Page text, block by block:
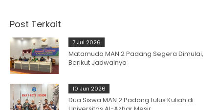
Post Terkait
7 Jul 2026
Matamuda MAN 2 Padang Segera Dimulai,
Berikut Jadwalnya
10 Jun 2026
Dua Siswa MAN 2 Padang Lulus Kuliah di